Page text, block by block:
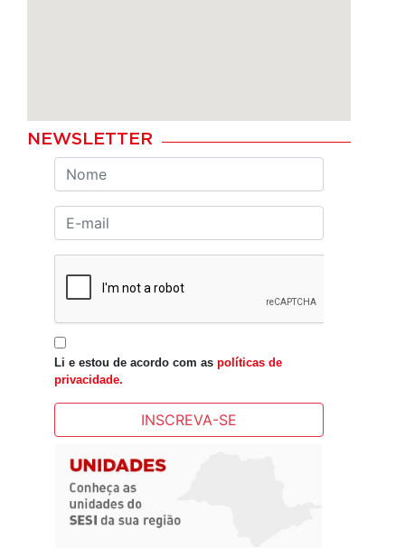
NEWSLETTER
Li e estou de acordo com as políticas de
privacidade.
INSCREVA-SE